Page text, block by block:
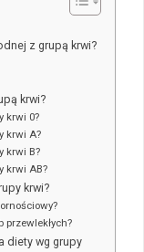
z grupą krwi?
krwi?
krwi 0?
krwi A?
krwi B?
krwi AB?
krwi?
przewlekłych?
diety wg grupy